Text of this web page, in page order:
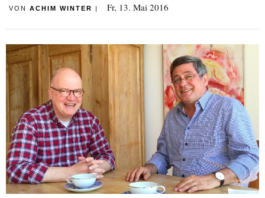
VON ACHIM WINTER | Fr, 13. Mai 2016